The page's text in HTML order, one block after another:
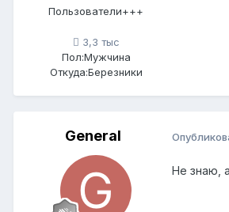
Пользователи+++
3,3 тыс
Пол:Мужчина
Откуда:Березники
General
Не знаю,